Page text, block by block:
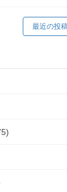
最近の投